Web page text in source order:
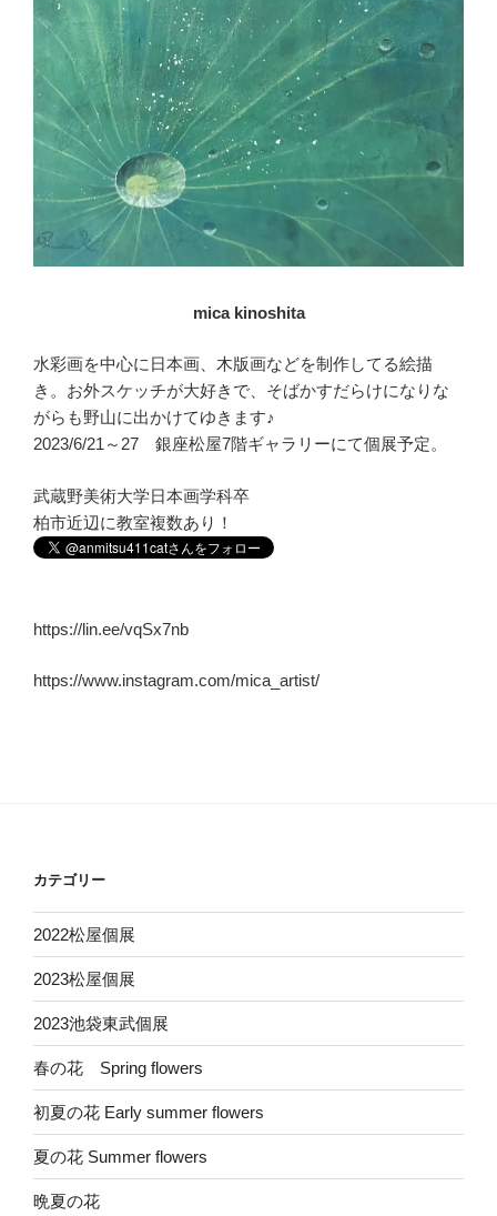
mica kinoshita
水彩画を中心に日本画、木版画などを制作してる絵描
き。お外スケッチが大好きで、そばかすだらけになりな
がらも野山に出かけてゆきます♪
2023/6/21～27 銀座松屋7階ギャラリーにて個展予定。
武蔵野美術大学日本画学科卒
柏市近辺に教室複数あり！
https://lin.ee/vqSx7nb
https://www.instagram.com/mica_artist/
カテゴリー
2022松屋個展
2023松屋個展
2023池袋東武個展
春の花 Spring flowers
初夏の花 Early summer flowers
夏の花 Summer flowers
晩夏の花